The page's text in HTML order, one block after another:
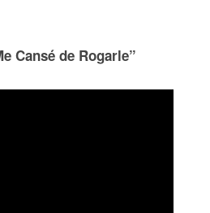
Cansé de Rogarle”